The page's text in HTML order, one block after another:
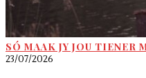
SÓ MAAK JY JOU TIENER
23/07/2026